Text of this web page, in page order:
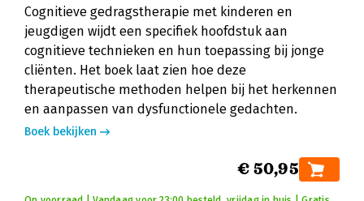
Cognitieve gedragstherapie met kinderen en
jeugdigen wijdt een specifiek hoofdstuk aan
cognitieve technieken en hun toepassing bij jonge
cliënten. Het boek laat zien hoe deze
therapeutische methoden helpen bij het herkennen
en aanpassen van dysfunctionele gedachten.
Boek bekijken
€ 50,95